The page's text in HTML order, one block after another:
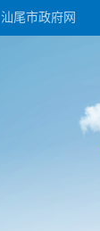
汕尾市政府网